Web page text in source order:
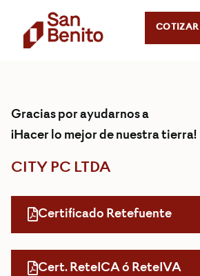
COTIZAR
Gracias por ayudarnos a
¡Hacer lo mejor de nuestra tierra!
CITY PC LTDA
Certificado Retefuente
Cert. ReteICA ó ReteIVA